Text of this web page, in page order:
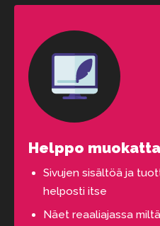
Helppo
Sivujen sisältöä ja
helposti itse
Näet reaaliajassa